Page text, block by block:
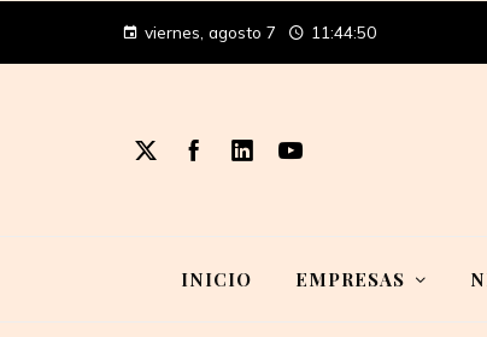
viernes, agosto 7 11:44:51
INICIO EMPRESAS